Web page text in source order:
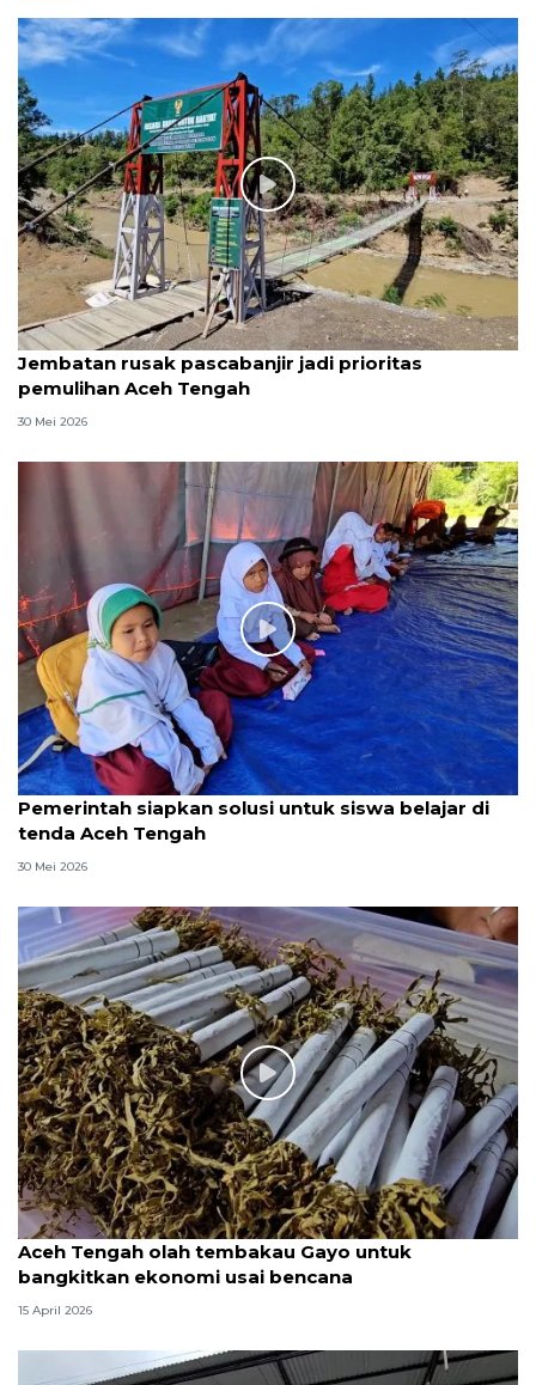
Jembatan rusak pascabanjir jadi prioritas
pemulihan Aceh Tengah
30 Mei 2026
Pemerintah siapkan solusi untuk siswa belajar di
tenda Aceh Tengah
30 Mei 2026
Aceh Tengah olah tembakau Gayo untuk
bangkitkan ekonomi usai bencana
15 April 2026